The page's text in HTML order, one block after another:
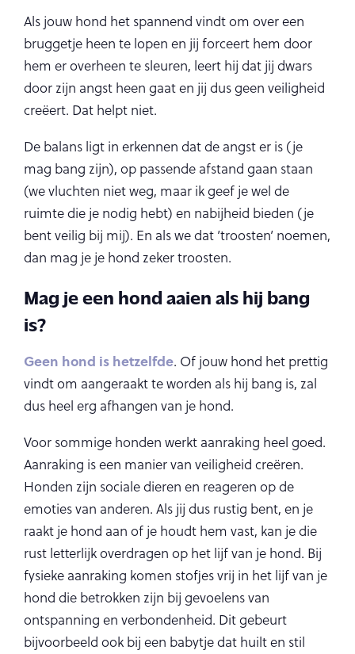
Als jouw hond het spannend vindt om over een
bruggetje heen te lopen en jij forceert hem door
hem er overheen te sleuren, leert hij dat jij dwars
door zijn angst heen gaat en jij dus geen veiligheid
creëert. Dat helpt niet.
De balans ligt in erkennen dat de angst er is (je
mag bang zijn), op passende afstand gaan staan
(we vluchten niet weg, maar ik geef je wel de
ruimte die je nodig hebt) en nabijheid bieden (je
bent veilig bij mij). En als we dat ’troosten’ noemen,
dan mag je je hond zeker troosten.
Mag je een hond aaien als hij bang
is?
Geen hond is hetzelfde. Of jouw hond het prettig
vindt om aangeraakt te worden als hij bang is, zal
dus heel erg afhangen van je hond.
Voor sommige honden werkt aanraking heel goed.
Aanraking is een manier van veiligheid creëren.
Honden zijn sociale dieren en reageren op de
emoties van anderen. Als jij dus rustig bent, en je
raakt je hond aan of je houdt hem vast, kan je die
rust letterlijk overdragen op het lijf van je hond. Bij
fysieke aanraking komen stofjes vrij in het lijf van je
hond die betrokken zijn bij gevoelens van
ontspanning en verbondenheid. Dit gebeurt
bijvoorbeeld ook bij een babytje dat huilt en stil